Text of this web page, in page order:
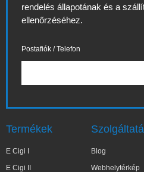
rendelés állapotának és a
ellenőrzéséhez.
Postafiók / Telefon
Termékek
E Cigi I
E Cigi II
Blog
Webhelytérkép